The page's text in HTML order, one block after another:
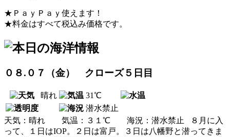
★ＰａｙＰａｙ使えます！
★料金はすべて税込み価格です。
０８.０７（金） クローズ５日目
晴れ
31℃
潜水禁止
天気：晴れ 気温：３１℃ 海況：潜水禁止 ８月に入
って、１日はIOP。２日は富戸。３日は八幡野と潜ってきま